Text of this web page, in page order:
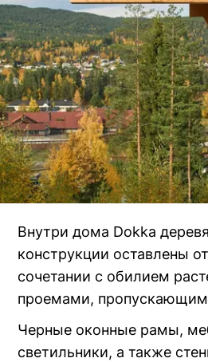
Внутри дома Dokka
конструкции оставлены
сочетании с обилием
проемами,
Черные оконные рамы,
светильники, а также